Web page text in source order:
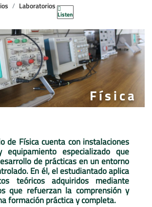
Laboratorios
Listen
Física
de Física cuenta con instalaciones
equipamiento especializado que
de prácticas en un entorno
En él, el estudiantado aplica
teóricos adquiridos mediante
que refuerzan la comprensión y
formación práctica y completa.